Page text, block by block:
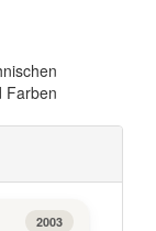
Farben
2003